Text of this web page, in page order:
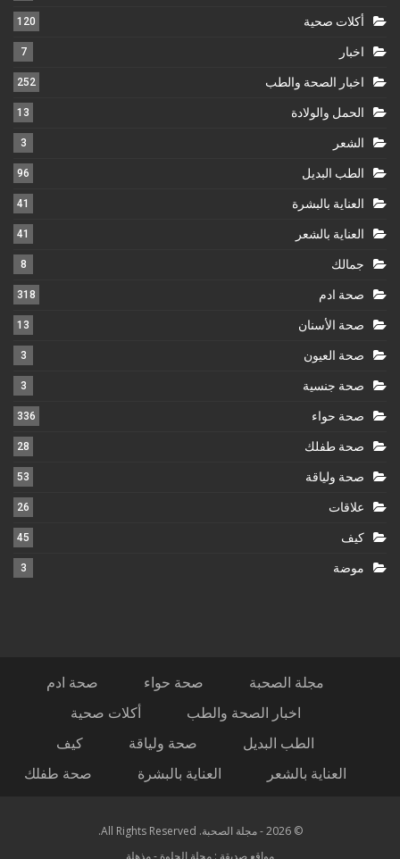
أكلات صحية 120
اخبار 7
اخبار الصحة والطب 252
الحمل والولادة 13
الشعر 3
الطب البديل 96
العناية بالبشرة 41
العناية بالشعر 41
جمالك 8
صحة ادم 318
صحة الأسنان 13
صحة العيون 3
صحة جنسية 3
صحة حواء 336
صحة طفلك 28
صحة ولياقة 53
علاقات 26
كيف 45
موضة 3
مجلة الصحبة صحة حواء
صحة ادم
اخبار الصحة والطب
أكلات صحية
الطب البديل
صحة ولياقة
كيف
العناية بالشعر
العناية بالبشرة صحة طفلك
© 2026 - مجلة الصحبة. All Rights Reserved.